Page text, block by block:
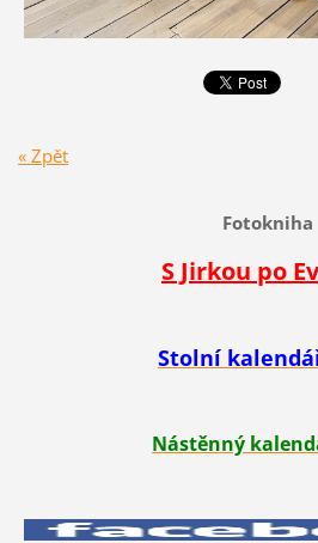
« Zpět
Fotokniha
S Jirkou po
Stolní
Nástěnný